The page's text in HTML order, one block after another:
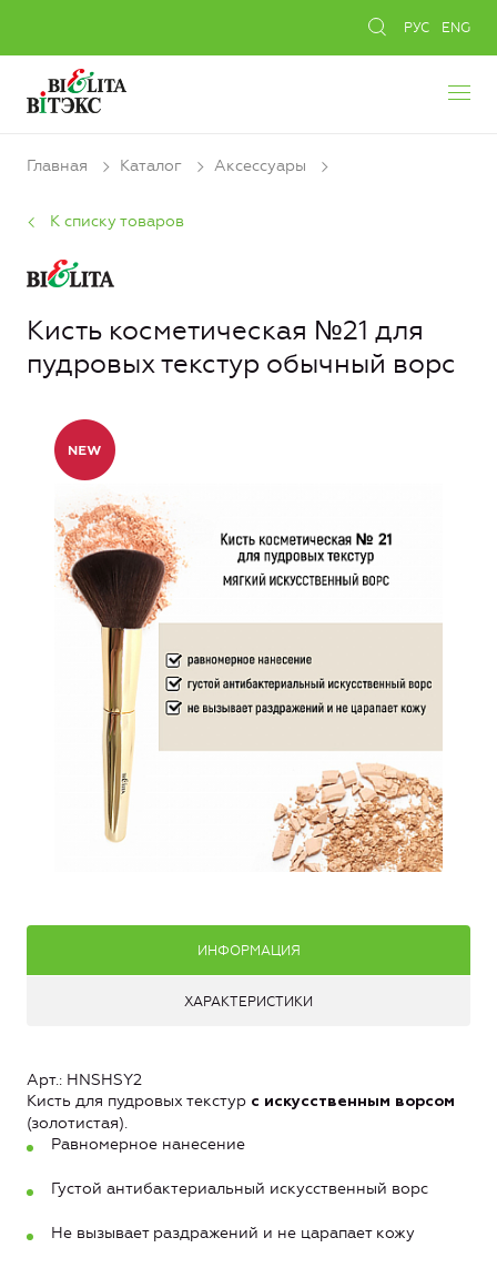
РУС ENG
Главная Каталог Аксессуары
К списку товаров
Кисть косметическая №21 для
пудровых текстур обычный ворс
ИНФОРМАЦИЯ
ХАРАКТЕРИСТИКИ
Арт.: HNSHSY2
Кисть для пудровых текстур с искусственным ворсом
(золотистая).
Равномерное нанесение
Густой антибактериальный искусственный ворс
Не вызывает раздражений и не царапает кожу